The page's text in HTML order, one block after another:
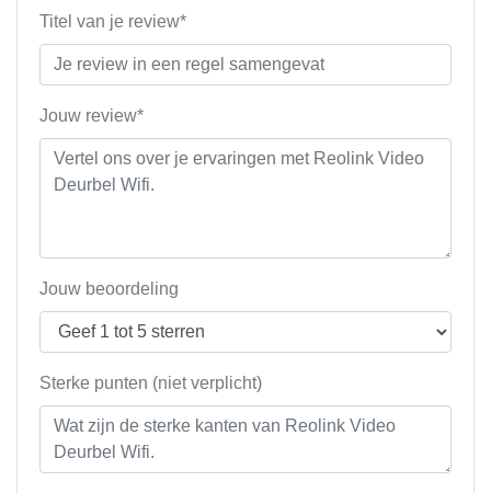
Titel van je review*
Jouw review*
Jouw beoordeling
Sterke punten (niet verplicht)